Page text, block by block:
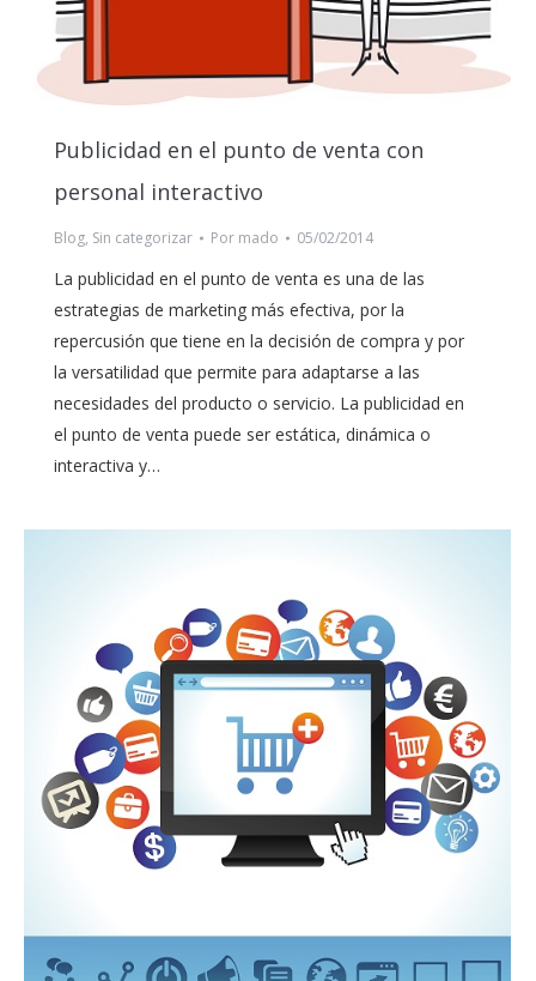
Publicidad en el punto de venta con
personal interactivo
Blog, Sin categorizar Por mado 05/02/2014
La publicidad en el punto de venta es una de las
estrategias de marketing más efectiva, por la
repercusión que tiene en la decisión de compra y por
la versatilidad que permite para adaptarse a las
necesidades del producto o servicio. La publicidad en
el punto de venta puede ser estática, dinámica o
interactiva y…